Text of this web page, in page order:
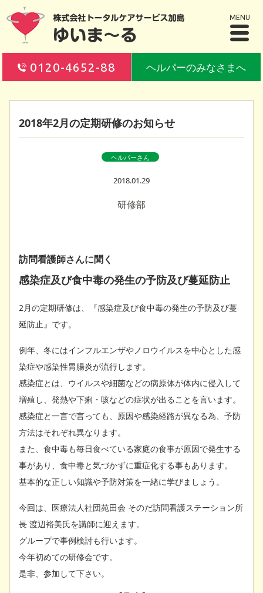
MENU
0120-4652-88 ヘルパーのみなさまへ
2018年2月の定期研修のお知らせ
ヘルパーさん
2018.01.29
研修部
訪問看護師さんに聞く
感染症及び食中毒の発生の予防及び蔓延防止
2月の定期研修は、『感染症及び食中毒の発生の予防及び蔓
延防止』です。
例年、冬にはインフルエンザやノロウイルスを中心とした感
染症や感染性胃腸炎が流行します。
感染症とは、ウイルスや細菌などの病原体が体内に侵入して
増殖し、発熱や下痢・咳などの症状が出ることを言います。
感染症と一言で言っても、原因や感染経路が異なる為、予防
方法はそれぞれ異なります。
また、食中毒も毎日食べている家庭の食事が原因で発生する
事があり、食中毒と気づかずに重症化する事もあります。
基本的な正しい知識や予防対策を一緒に学びましょう。
今回は、医療法人社団苑田会 そのだ訪問看護ステーション所
長 渡辺裕美氏を講師に迎えます。
グループで事例検討も行います。
今年初めての研修会です。
是非、参加して下さい。